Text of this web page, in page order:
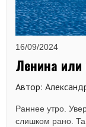
16/09/2024
Ленина
Автор:
Раннее утро.
слишком рано.